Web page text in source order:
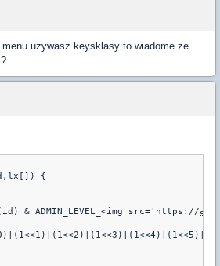
uzywasz keysklasy to wiadome ze
{
& ADMIN_LEVEL_<img src='https://